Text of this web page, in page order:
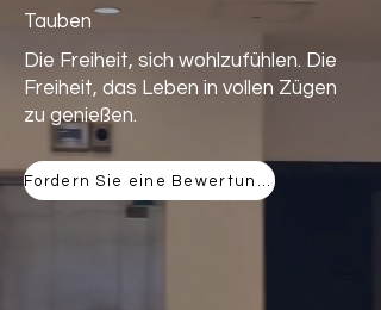
Tauben
Die Freiheit, sich wohlzufühlen. Die
Freiheit, das Leben in vollen Zügen
zu genießen.